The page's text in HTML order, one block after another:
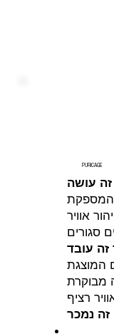
PURICAGE
עושה
המספקת
אוויר
זה עובד
המוצגת
מבוקרת
נמכר